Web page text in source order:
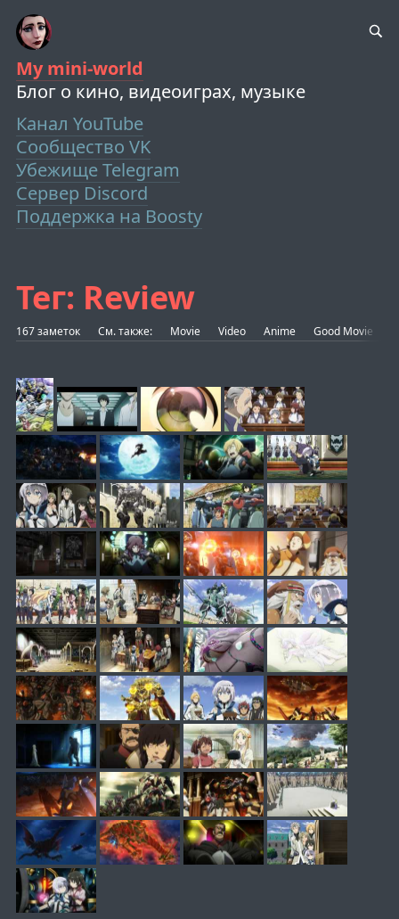
My mini-world
Блог о кино, видеоиграх, музыке
Канал YouTube
Сообщество VK
Убежище Telegram
Сервер Discord
Поддержка на Boosty
Тег: Review
167 заметок См. также: Movie Video Anime Good Movie